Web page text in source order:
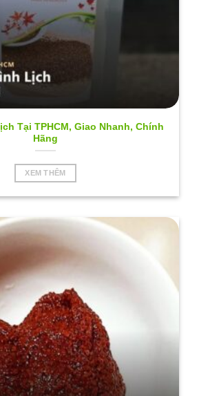
Tại TPHCM, Giao Nhanh, Chính
Hãng
XEM THÊM